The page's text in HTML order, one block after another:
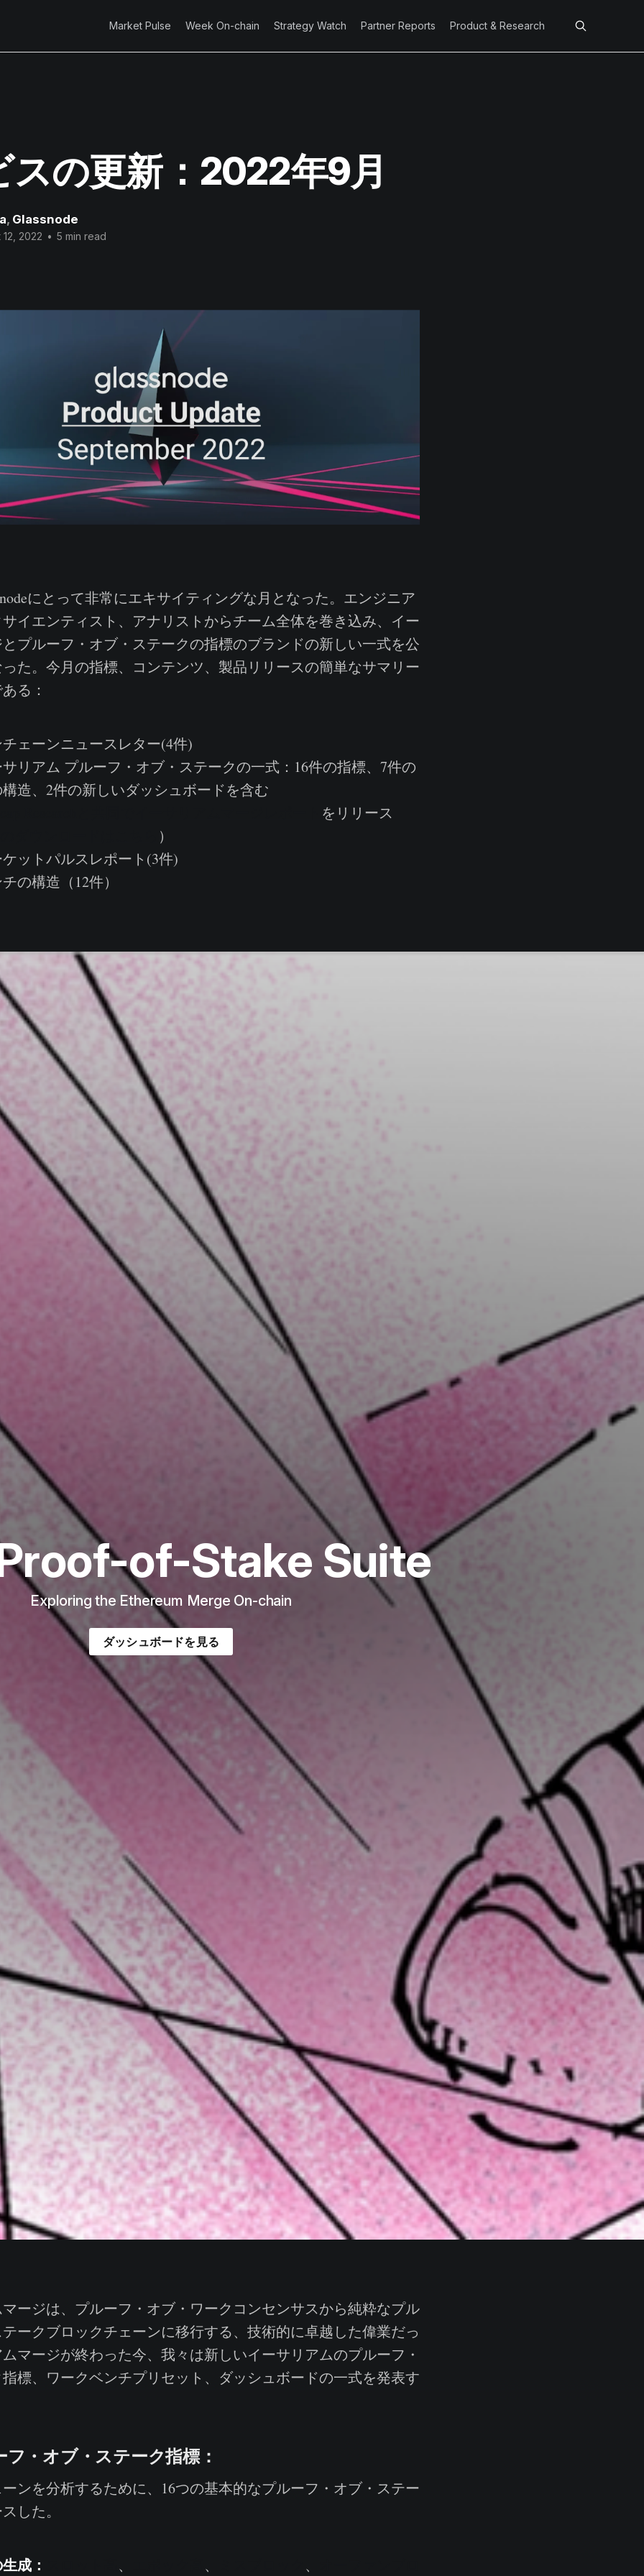
Market Pulse Week On-chain Strategy Watch Partner Reports Product & Research
スの更新：2022年9月
, Glassnode
12, 2022 • 5 min read
にとって非常にエキサイティングな月となった。エンジニア
イエンティスト、アナリストからチーム全体を巻き込み、イー
プルーフ・オブ・ステークの指標のブランドの新しい一式を公
た。今月の指標、コンテンツ、製品リリースの簡単なサマリー
る：
ェーンニュースレター(4件)
アム プルーフ・オブ・ステークの一式：16件の指標、7件の
造、2件の新しいダッシュボードを含む
をリリース
）
ットパルスレポート(3件)
構造（12件）
of-Stake Suite
Exploring the Ethereum Merge On-chain
ダッシュボードを見る
ージは、プルーフ・オブ・ワークコンセンサスから純粋なプル
ークブロックチェーンに移行する、技術的に卓越した偉業だっ
マージが終わった今、我々は新しいイーサリアムのプルーフ・
標、ワークベンチプリセット、ダッシュボードの一式を発表す
・オブ・ステーク指標：
を分析するために、16つの基本的なプルーフ・オブ・ステー
した。
成： 、 、 、